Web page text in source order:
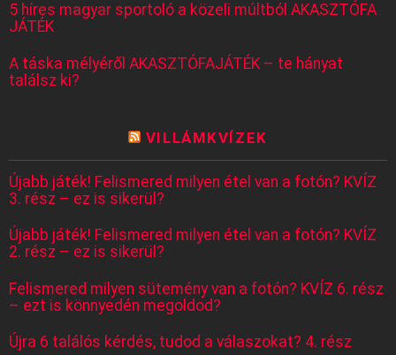
5 híres magyar sportoló a közeli múltból AKASZTÓFA
JÁTÉK
A táska mélyéről AKASZTÓFAJÁTÉK – te hányat
találsz ki?
VILLÁMKVÍZEK
Újabb játék! Felismered milyen étel van a fotón? KVÍZ
3. rész – ez is sikerül?
Újabb játék! Felismered milyen étel van a fotón? KVÍZ
2. rész – ez is sikerül?
Felismered milyen sütemény van a fotón? KVÍZ 6. rész
– ezt is könnyedén megoldod?
Újra 6 találós kérdés, tudod a válaszokat? 4. rész